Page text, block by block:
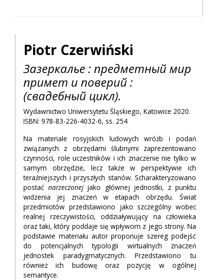
Piotr Czerwiński
Зазеркалье : предметный мир
примет и поверий :
(свадебный цикл).
Wydawnictwo Uniwersytetu Śląskiego, Katowice 2020.
ISBN: 978-83-226-4032-6, ss. 254
Na materiale rosyjskich ludowych wróżb i podań
związanych z obrzędami ślubnymi zaprezentowano
czynności, role uczestników i ich znaczenie nie tylko w
samym obrzędzie, lecz także w perspektywie ich
teraźniejszych i przyszłych stanów. Scharakteryzowano
postaćnarzeczonejjako głównej jednostki, z punktu
widzenia jej znaczeń w etapach obrzędu. Świat
przedmiotów przedstawiono jako szczególny wobec
realnej rzeczywistości, oddziaływujący na człowieka
oraz taki, który poddaje się wpływom z jego strony. Na
podstawie materiału autor proponuje szereg podejść
do potencjalnych typologii wirtualnych znaczeń
jednostek paradygmatycznych. Przedstawiono tu
również ich budowę oraz pozycję w ogólnej
semantyce.